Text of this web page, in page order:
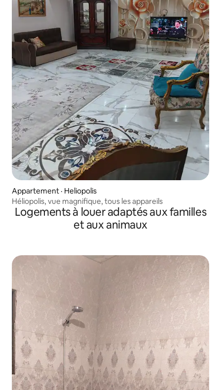
Appartement · Heliopolis
Héliopolis, vue magnifique, tous les appareils
Logements à louer adaptés aux familles
et aux animaux